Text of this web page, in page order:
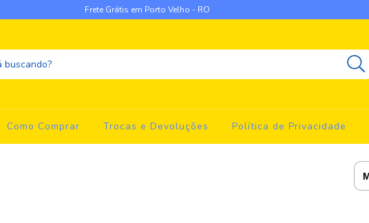
Frete Grátis em Porto Velho - RO
Como Comprar Trocas e Devoluções Política de Privacidade